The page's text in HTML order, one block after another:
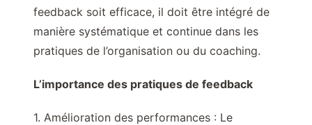
feedback soit efficace, il doit être intégré de
manière systématique et continue dans les
pratiques de l’organisation ou du coaching.
L’importance des pratiques de feedback
1. Amélioration des performances : Le